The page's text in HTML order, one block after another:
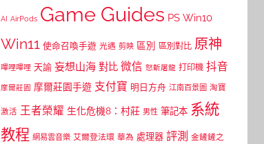
AI AirPods Game Guides PS Win10
Win11 使命召喚手遊 光遇 剪映 區別 區別對比 原神
嗶哩嗶哩 天諭 妄想山海 對比 微信 怒斬屠龍 打印機 抖音
摩爾莊園 摩爾莊園手遊 支付寶 明日方舟 江南百景圖 淘寶
激活 王者榮耀 生化危機8：村莊 男性 筆記本 系統
教程 網易雲音樂 艾爾登法環 華為 處理器 評測 金鏟鏟之